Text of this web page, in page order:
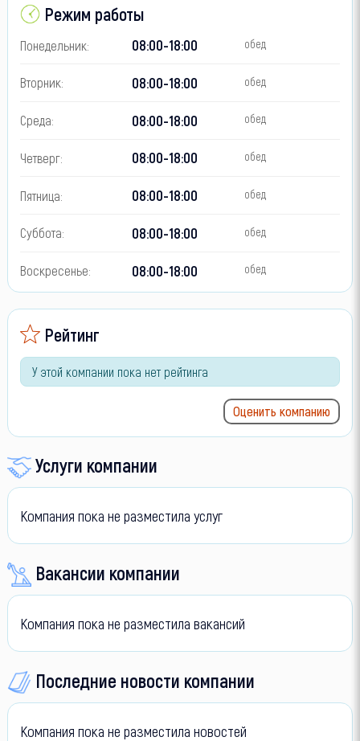
Режим работы
Понедельник: 08:00-18:00 обед
Вторник: 08:00-18:00 обед
Среда: 08:00-18:00 обед
Четверг: 08:00-18:00 обед
Пятница: 08:00-18:00 обед
Суббота: 08:00-18:00 обед
Воскресенье: 08:00-18:00 обед
Рейтинг
У этой компании пока нет рейтинга
Оценить компанию
Услуги компании
Компания пока не разместила услуг
Вакансии компании
Компания пока не разместила вакансий
Последние новости компании
Компания пока не разместила новостей